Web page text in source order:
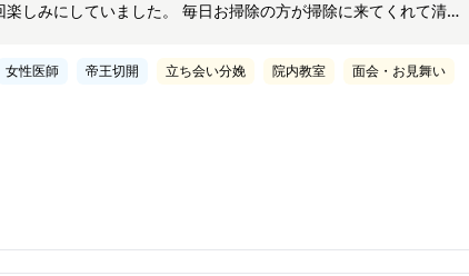
しみにしていました。 毎日お掃除の方が掃除に来てくれて清潔
女性医師 帝王切開 立ち会い分娩 院内教室 面会・お見舞い